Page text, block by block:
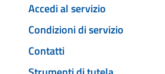
Accedi al servizio
Condizioni di servizio
Contatti